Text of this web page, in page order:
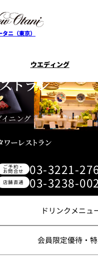
ニ（東京）
ニューオー
ン
宿泊
ディナ ーご
ご家族で
ス ベッラ
MICE
ウエディング
フ
資料
トラン
イニング
ワーレストラン
ご予約・
お問合せ 03-3221-
店舗直通 03-3238-
ドリンクメニュ
会員限定優待・